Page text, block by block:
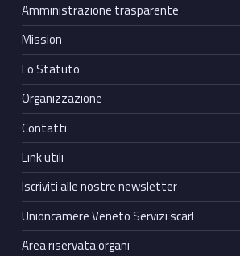
Amministrazione trasparente
Mission
Lo Statuto
Organizzazione
Contatti
Link utili
Iscriviti alle nostre newsletter
Unioncamere Veneto Servizi scarl
Area riservata organi